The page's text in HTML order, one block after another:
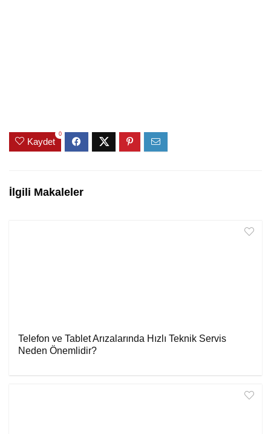
Kaydet
0
İlgili Makaleler
Telefon ve Tablet Arızalarında Hızlı Teknik Servis
Neden Önemlidir?